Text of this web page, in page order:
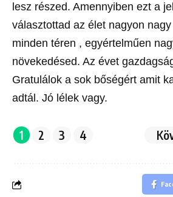
lesz részed. Amennyiben ezt a
választottad az élet nagyon
minden téren , egyértelműen
növekedésed. Az évet
Gratulálok a sok bőségért amit
adtál. Jó lélek vagy.
1 2 3 4